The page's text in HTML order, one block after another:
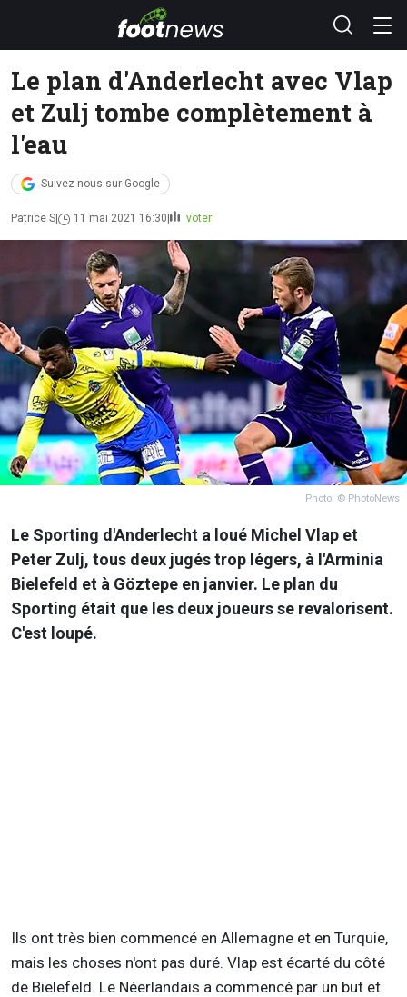
Le plan d'Anderlecht avec Vlap
et Zulj tombe complètement à
l'eau
Suivez-nous sur Google
Patrice S 11 mai 2021 16:30 voter
Photo: © PhotoNews
Le Sporting d'Anderlecht a loué Michel Vlap et
Peter Zulj, tous deux jugés trop légers, à l'Arminia
Bielefeld et à Göztepe en janvier. Le plan du
Sporting était que les deux joueurs se revalorisent.
C'est loupé.
Ils ont très bien commencé en Allemagne et en Turquie,
mais les choses n'ont pas duré. Vlap est écarté du côté
de Bielefeld. Le Néerlandais a commencé par un but et